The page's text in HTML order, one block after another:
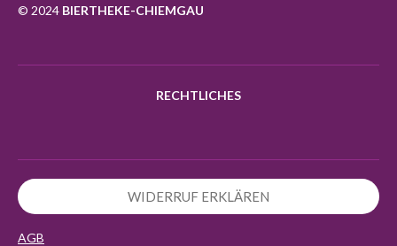
k
a
m
p
© 2024 BIERTHEKE-CHIEMGAU
RECHTLICHES
WIDERRUF ERKLÄREN
AGB